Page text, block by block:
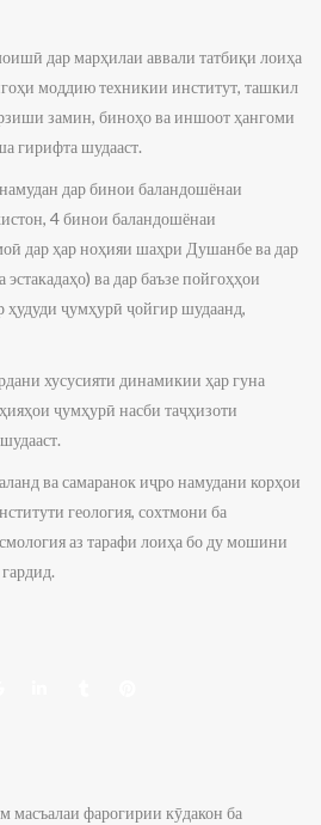
дар марҳилаи аввали татбиқи лоиҳа
моддию техникии институт, ташкил
замин, биноҳо ва иншоот ҳангоми
гирифта шудааст.
дар бинои баландошёнаи
4 бинои баландошёнаи
дар ҳар ноҳияи шаҳри Душанбе ва дар
ва дар баъзе пойгоҳҳои
ҳудуди ҷумҳурӣ ҷойгир шудаанд,
хусусияти динамикии ҳар гуна
ҷумҳурӣ насби таҷҳизоти
ва самаранок иҷро намудани корҳои
геология, сохтмони ба
аз тарафи лоиҳа бо ду мошини
масъалаи фарогирии кӯдакон ба